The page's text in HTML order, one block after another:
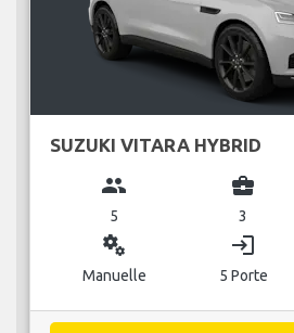
SUZUKI VITARA HYBRID
group
5
business_center
3
miscellaneous_services
Manuelle
login
5 Porte